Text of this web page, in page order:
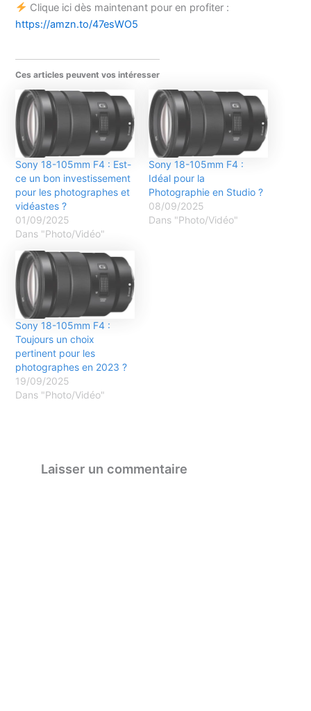
Clique ici dès maintenant pour en profiter :
https://amzn.to/47esWO5
Ces articles peuvent vos intéresser
Sony 18-105mm F4 : Est-
ce un bon investissement
pour les photographes et
vidéastes ?
01/09/2025
Dans "Photo/Vidéo"
Sony 18-105mm F4 :
Idéal pour la
Photographie en Studio ?
08/09/2025
Dans "Photo/Vidéo"
Sony 18-105mm F4 :
Toujours un choix
pertinent pour les
photographes en 2023 ?
19/09/2025
Dans "Photo/Vidéo"
Laisser un commentaire